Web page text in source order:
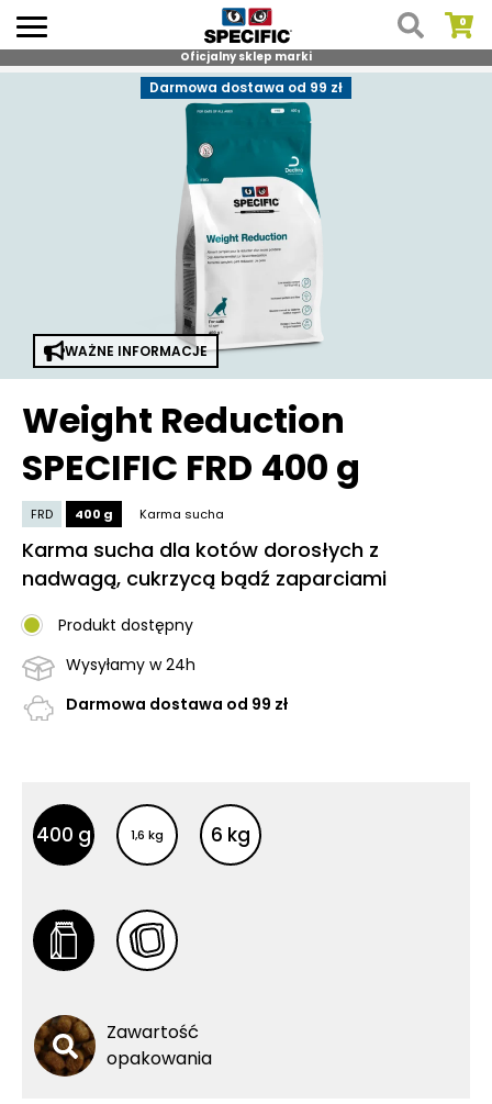
Skip
Oficjalny sklep marki
Darmowa dostawa od 99 zł
WAŻNE INFORMACJE
Weight Reduction
SPECIFIC FRD 400 g
FRD 400 g Karma sucha
Karma sucha dla kotów dorosłych z
nadwagą, cukrzycą bądź zaparciami
Produkt dostępny
Wysyłamy w 24h
Darmowa dostawa od 99 zł
Inne opakowania
400 g 1,6 kg 6 kg
Inne opakowania
Zawartość
opakowania